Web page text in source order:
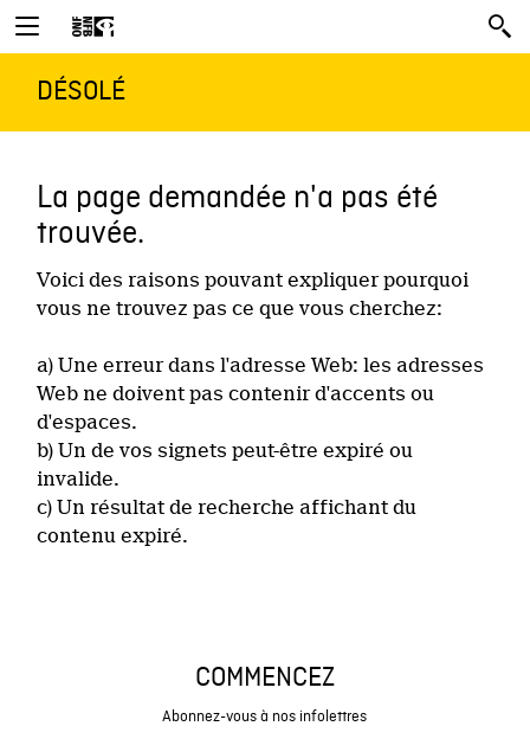
DÉSOLÉ
La page demandée n'a pas été
trouvée.
Voici des raisons pouvant expliquer pourquoi
vous ne trouvez pas ce que vous cherchez:
a) Une erreur dans l'adresse Web: les adresses
Web ne doivent pas contenir d'accents ou
d'espaces.
b) Un de vos signets peut-être expiré ou
invalide.
c) Un résultat de recherche affichant du
contenu expiré.
COMMENCEZ
Abonnez-vous à nos infolettres